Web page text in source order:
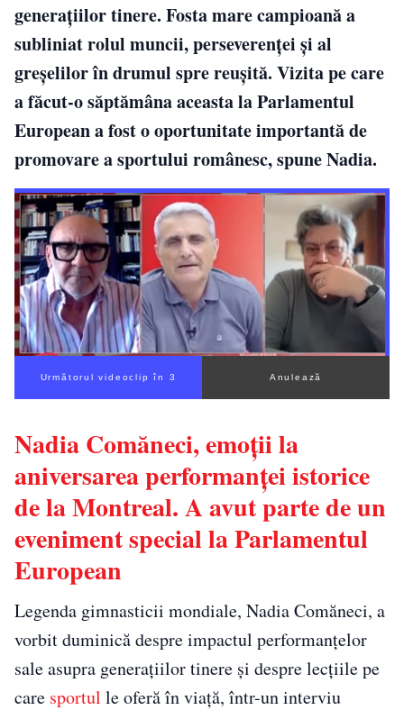
generațiilor tinere. Fosta mare campioană a
subliniat rolul muncii, perseverenței și al
greșelilor în drumul spre reușită. Vizita pe care
a făcut-o săptămâna aceasta la Parlamentul
European a fost o oportunitate importantă de
promovare a sportului românesc, spune Nadia.
Următorul videoclip în 2 Anulează
Nadia Comăneci, emoții la
aniversarea performanței istorice
de la Montreal. A avut parte de un
eveniment special la Parlamentul
European
Legenda gimnasticii mondiale, Nadia Comăneci, a
vorbit duminică despre impactul performanțelor
sale asupra generațiilor tinere și despre lecțiile pe
care sportul le oferă în viață, într-un interviu